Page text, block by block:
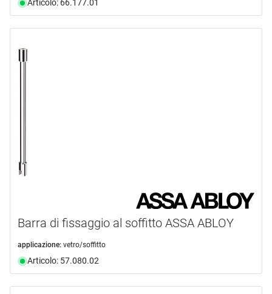
Articolo: 66.177.01
Barra di fissaggio al soffitto ASSA ABLOY
applicazione: vetro/soffitto
Articolo: 57.080.02